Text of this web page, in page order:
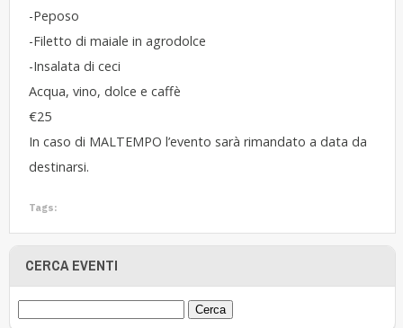
-Peposo
-Filetto di maiale in agrodolce
-Insalata di ceci
Acqua, vino, dolce e caffè
€25
In caso di MALTEMPO l’evento sarà rimandato a data da
destinarsi.
Tags:
CERCA EVENTI